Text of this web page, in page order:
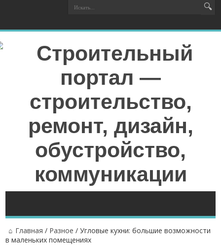
Главная / Разное /Угловые кухни: большие возможности
в маленьких помещениях